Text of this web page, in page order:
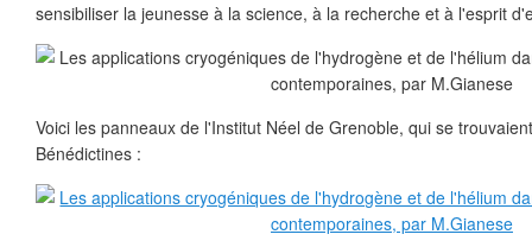
sensibiliser la jeunesse à la science, à la recherche et à l'esprit
Voici les panneaux de l'Institut Néel de Grenoble, qui se
Bénédictines :